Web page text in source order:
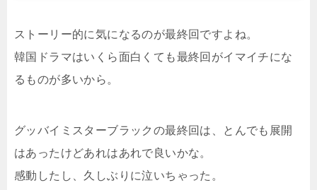
ストーリー的に気になるのが最終回ですよね。
韓国ドラマはいくら面白くても最終回がイマイチにな
るものが多いから。
グッバイミスターブラックの最終回は、とんでも展開
はあったけどあれはあれで良いかな。
感動したし、久しぶりに泣いちゃった。